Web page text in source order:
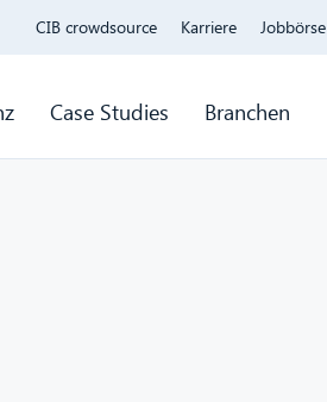
CIB crowdsource Karriere Jobbörse
Case Studies Branchen